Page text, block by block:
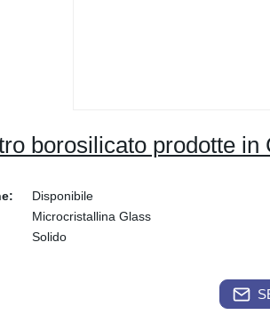
borosilicato prodotte in
Disponibile
Microcristallina Glass
Solido